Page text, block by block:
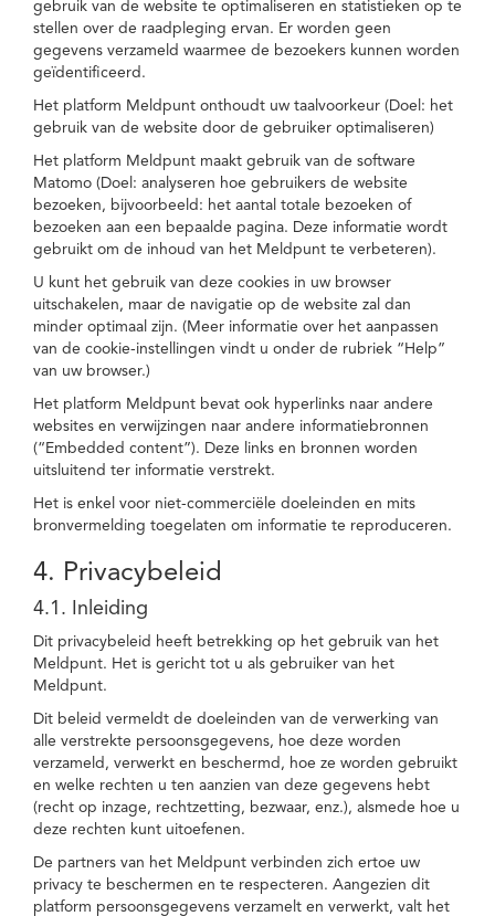
gebruik van de website te optimaliseren en statistieken op te
stellen over de raadpleging ervan. Er worden geen
gegevens verzameld waarmee de bezoekers kunnen worden
geïdentificeerd.
Het platform Meldpunt onthoudt uw taalvoorkeur (Doel: het
gebruik van de website door de gebruiker optimaliseren)
Het platform Meldpunt maakt gebruik van de software
Matomo (Doel: analyseren hoe gebruikers de website
bezoeken, bijvoorbeeld: het aantal totale bezoeken of
bezoeken aan een bepaalde pagina. Deze informatie wordt
gebruikt om de inhoud van het Meldpunt te verbeteren).
U kunt het gebruik van deze cookies in uw browser
uitschakelen, maar de navigatie op de website zal dan
minder optimaal zijn. (Meer informatie over het aanpassen
van de cookie-instellingen vindt u onder de rubriek “Help”
van uw browser.)
Het platform Meldpunt bevat ook hyperlinks naar andere
websites en verwijzingen naar andere informatiebronnen
(“Embedded content”). Deze links en bronnen worden
uitsluitend ter informatie verstrekt.
Het is enkel voor niet-commerciële doeleinden en mits
bronvermelding toegelaten om informatie te reproduceren.
4. Privacybeleid
4.1. Inleiding
Dit privacybeleid heeft betrekking op het gebruik van het
Meldpunt. Het is gericht tot u als gebruiker van het
Meldpunt.
Dit beleid vermeldt de doeleinden van de verwerking van
alle verstrekte persoonsgegevens, hoe deze worden
verzameld, verwerkt en beschermd, hoe ze worden gebruikt
en welke rechten u ten aanzien van deze gegevens hebt
(recht op inzage, rechtzetting, bezwaar, enz.), alsmede hoe u
deze rechten kunt uitoefenen.
De partners van het Meldpunt verbinden zich ertoe uw
privacy te beschermen en te respecteren. Aangezien dit
platform persoonsgegevens verzamelt en verwerkt, valt het